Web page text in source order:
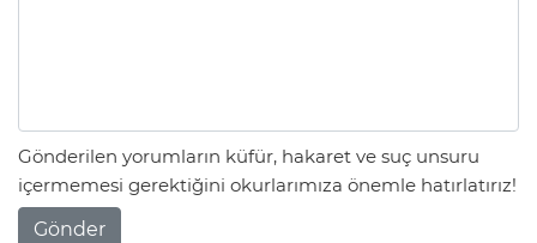
Gönderilen yorumların küfür, hakaret ve suç unsuru
içermemesi gerektiğini okurlarımıza önemle hatırlatırız!
Gönder